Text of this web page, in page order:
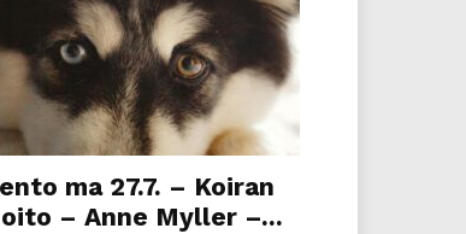
ma 27.7. – Koiran
– Anne Myller –...